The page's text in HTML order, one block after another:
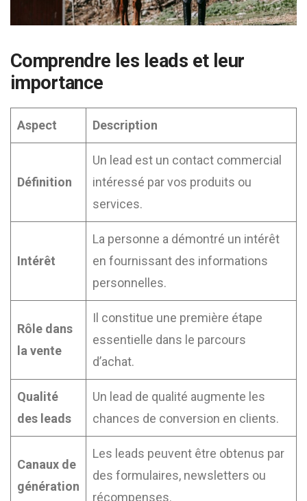
Comprendre les leads et leur
importance
Aspect Description
Définition
Un lead est un contact commercial
intéressé par vos produits ou
services.
Intérêt
La personne a démontré un intérêt
en fournissant des informations
personnelles.
Rôle dans
la vente
Il constitue une première étape
essentielle dans le parcours
d’achat.
Qualité
des leads
Un lead de qualité augmente les
chances de conversion en clients.
Canaux de
génération
Les leads peuvent être obtenus par
des formulaires, newsletters ou
récompenses.